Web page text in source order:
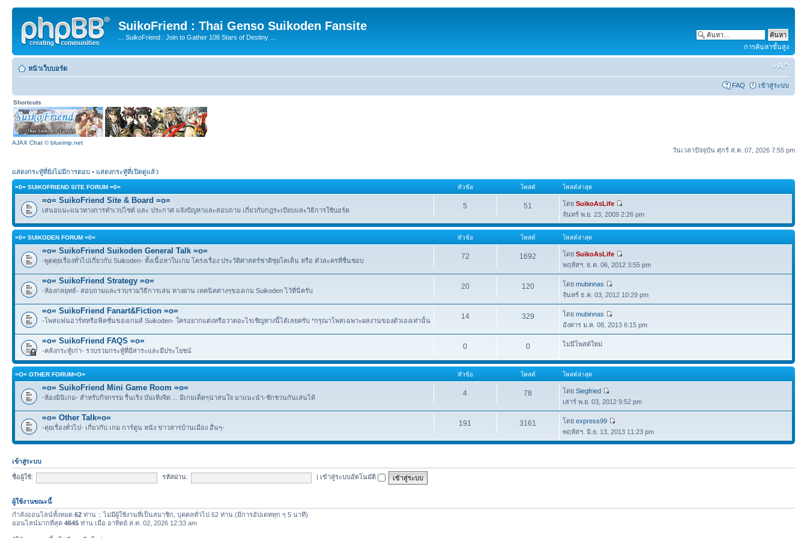
SuikoFriend : Thai Genso Suikoden Fansite
... SuikoFriend : Join to Gather 108 Stars of Destiny ...
การค้นหาขั้นสูง
หน้าเว็บบอร์ด
FAQ เข้าสู่ระบบ
Shortcuts
AJAX Chat ©blueimp.net
วันเวลาปัจจุบัน ศุกร์ ส.ค. 07, 2026 7:55 pm
แสดงกระทู้ที่ยังไม่มีการตอบ • แสดงกระทู้ที่เปิดดูแล้ว
=0= SUIKOFRIEND SITE FORUM =0= หัวข้อ โพสต์ โพสต์ล่าสุด
=o= SuikoFriend Site & Board =o=
เสนอแนะแนวทางการทำเวปไซต์ และ ประกาศ แจ้งปัญหาและสอบถาม เกี่ยวกับกฎระเบียบและวิธิการใช้บอร์ด 5 51 โดยSuikoAsLife
จันทร์ พ.ย. 23, 2009 2:26 pm
=0= SUIKODEN FORUM =0= หัวข้อ โพสต์ โพสต์ล่าสุด
=o= SuikoFriend Suikoden General Talk =o=
-พูดคุยเรื่องทั่วไปเกี่ยวกับ Suikoden- ทั้งเนื้อหาในเกม โครงเรื่อง ประวัติศาสตร์ชาติซุยโคเด็น หรือ ตัวละครที่ชื่นชอบ 72 1692 โดยSuikoAsLife
พฤหัสฯ. ธ.ค. 06, 2012 3:55 pm
=o= SuikoFriend Strategy =o=
-ห้องกลยุทธ์- สอบถามและรวบรวมวิธีการเล่น ทางผ่าน เทคนิคต่างๆของเกม Suikoden ไว้ที่นี่ครับ 20 120 โดยmubinnas
จันทร์ ธ.ค. 03, 2012 10:29 pm
=o= SuikoFriend Fanart&Fiction =o=
-โพสแฟนอาร์ทหรือฟิคชั่นของเกมส์ Suikoden- ใครอยากแต่งหรือวาดอะไรเชิญทางนี้ได้เลยครับ *กรุณาโพสเฉพาะผลงานของตัวเองเท่านั้น 14 329 โดยmubinnas
อังคาร ม.ค. 08, 2013 6:15 pm
=o= SuikoFriend FAQS =o=
-คลังกระทู้เก่า- รวบรวมกระทู้ที่มีสาระและมีประโยชน์ 0 0 ไม่มีโพสต์ใหม่
=O= OTHER FORUM=O= หัวข้อ โพสต์ โพสต์ล่าสุด
=o= SuikoFriend Mini Game Room =o=
-ห้องมินิเกม- สำหรับกิจกรรม รื่นเริง บันเทิงจิต ... มีเกมเด็ดๆน่าสนใจ มาแนะนำ-ชักชวนกันเล่นได้ 4 78 โดยSiegfried
เสาร์ พ.ย. 03, 2012 9:52 pm
=o= Other Talk=o=
-คุยเรื่องทั่วไป- เกี่ยวกับ เกม การ์ตูน หนัง ข่าวสารบ้านเมือง อื่นๆ- 191 3161 โดยexpress99
พฤหัสฯ. มิ.ย. 13, 2013 11:23 pm
เข้าสู่ระบบ
ชื่อผู้ใช้: รหัสผ่าน: เข้าสู่ระบบอัตโนมัติ
ผู้ใช้งานขณะนี้
กำลังออนไลน์ทั้งหมด 62 ท่าน :: ไม่มีผู้ใช้งานที่เป็นสมาชิก, บุคคลทั่วไป 62 ท่าน (มีการอัปเดททุก ๆ 5 นาที)
ออนไลน์มากที่สุด 4645 ท่าน เมื่อ อาทิตย์ ส.ค. 02, 2026 12:33 am